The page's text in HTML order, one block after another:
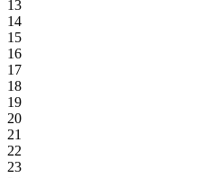
13
14
15
16
17
18
19
20
21
22
23